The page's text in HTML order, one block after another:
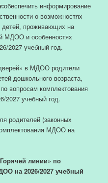
:обеспечить информирование
о возможностях
детей, проживающих на
МДОО и особенностях
2027 учебный год.
в МДОО родители
дошкольного возраста,
вопросам комплектования
2027 учебный год.
родителей (законных
МДОО на
линии» по
на 2026/2027 учебный